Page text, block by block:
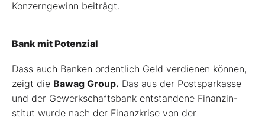
Konzerngewinn beiträgt.
Bank mit Potenzial
Dass auch Banken ordentlich Geld verdienen können,
zeigt die Bawag Group. Das aus der Postsparkasse
und der Gewerkschaftsbank entstandene Finanzin-
stitut wurde nach der Finanzkrise von der